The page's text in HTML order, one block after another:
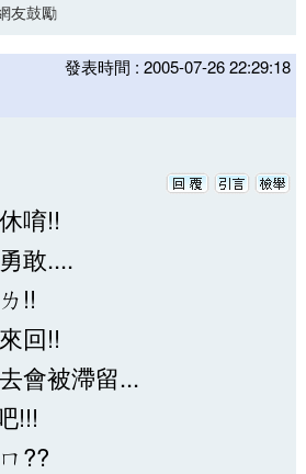
友鼓勵
發表時間 : 2005-07-26 22:29:18
唷!!
敢....
!!
回!!
會被滯留...
!!!
??